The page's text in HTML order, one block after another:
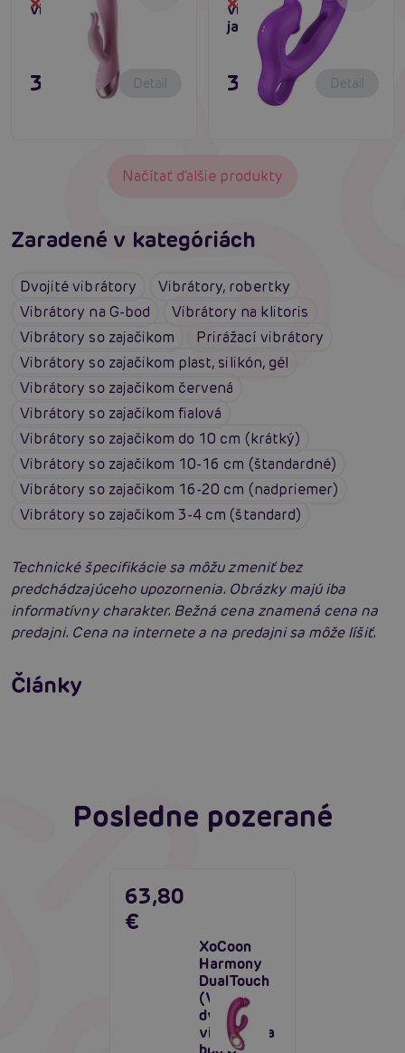
vibrátor
Dočasne vypredané
39,80 € Detail
vibrátor na g-bod s
jazýčkom
Dočasne vypredané
31,80 € Detail
Načítať ďalšie produkty
Zaradené v kategóriách
Dvojité vibrátory
Vibrátory, robertky
Vibrátory na G-bod
Vibrátory na klitoris
Vibrátory so zajačikom
Prirážací vibrátory
Vibrátory so zajačikom plast, silikón, gél
Vibrátory so zajačikom červená
Vibrátory so zajačikom fialová
Vibrátory so zajačikom do 10 cm (krátký)
Vibrátory so zajačikom 10-16 cm (štandardné)
Vibrátory so zajačikom 16-20 cm (nadpriemer)
Vibrátory so zajačikom 3-4 cm (štandard)
Technické špecifikácie sa môžu zmeniť bez
predchádzajúceho upozornenia. Obrázky majú iba
informatívny charakter. Bežná cena znamená cena na
predajni. Cena na internete a na predajni sa môže líšiť.
Články
výsledky?
Čítať viacej
Vyberáme vibrátor: Ako vybrať najlepší
vibrátor?
Posledne pozerané
XoCoon
Harmony
DualTouch
(Violet),
dvojitý
vibrátor na
63,80
€